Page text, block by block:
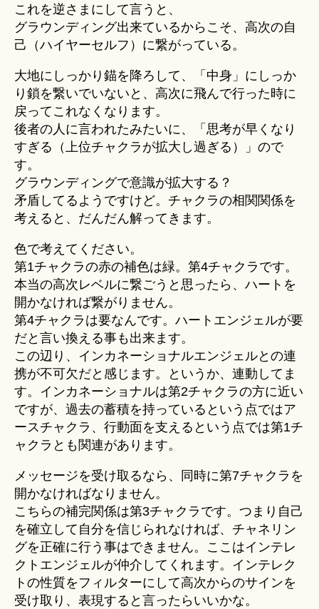
これを逆さまにして言うと、
グラウンディング出来ているからこそ、高次の自
己（ハイヤーセルフ）に繋がっている。
大地にしっかり錨を降ろして、「中身」にしっか
り鎖を繋いでいないと、高次に飛んで行った時に
戻ってこれなくなります。
後者の人に言われたみたいに、「思考が早くなり
すぎる（上位チャクラが拡大し過ぎる）」ので
す。
グラウンディングで意識が拡大する？
矛盾してるようですけど。チャクラの相関関係を
考えると、だんだん解ってきます。
色で考えてください。
第1チャクラの赤の補色は緑。第4チャクラです。
本当の高次レベルに繋ごうと思ったら、ハートを
開かなければ繋がりません。
第4チャクラは要なんです。ハートエンジェルが要
だと言い換える事も出来ます。
この辺り、インカネーショナルエンジェルとの連
携が不可欠だと感じます。というか、連動してま
す。インカネーショナルは第2チャクラの方に近い
ですが、過去の蓄積を持っているという点ではア
ースチャクラ、行動面を支えるという点では第1チ
ャクラとも関連があります。
メッセージを受け取るなら、同時に第7チャクラを
開かなければなりません。
こちらの補完関係は第3チャクラです。つまり自己
を確立して自分を信じられなければ、チャネリン
グを正確に行う事はできません。ここはインテレ
クトエンジェルが仲介してくれます。インテレク
トの性質をフィルターにして高次からのサインを
受け取り、表現すると言ったらいいかな。